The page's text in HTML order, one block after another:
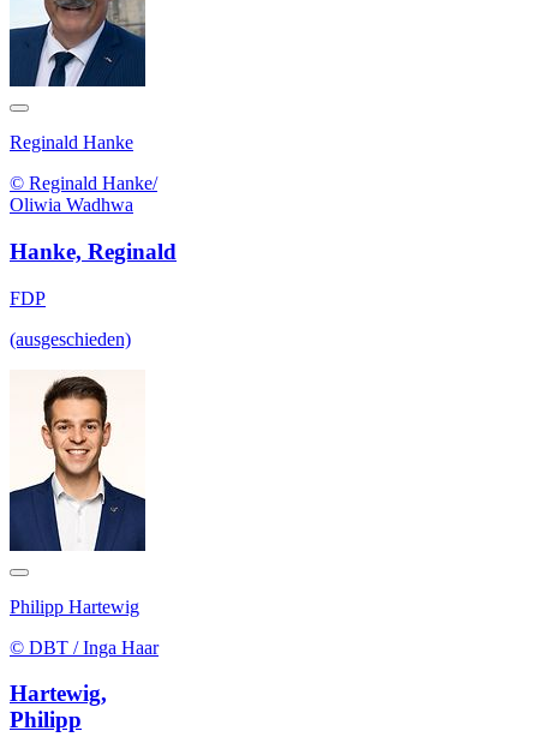
Reginald Hanke
© Reginald Hanke/
Oliwia Wadhwa
Hanke, Reginald
FDP
(ausgeschieden)
Philipp Hartewig
© DBT / Inga Haar
Hartewig,
Philipp